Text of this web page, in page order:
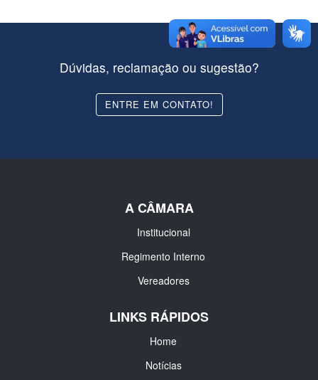
Dúvidas, reclamação ou sugestão?
ENTRE EM CONTATO!
A CÂMARA
Institucional
Regimento Interno
Vereadores
LINKS RÁPIDOS
Home
Notícias